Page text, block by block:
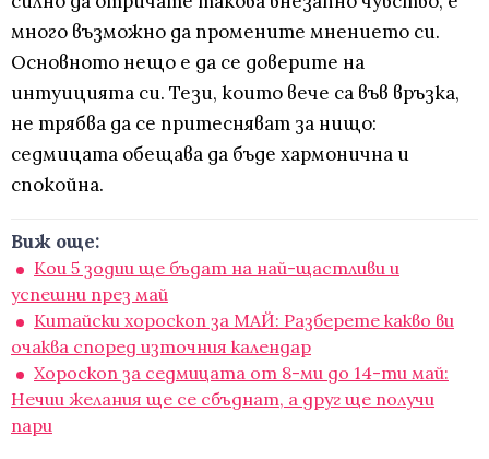
много възможно да промените мнението си.
Основното нещо е да се доверите на
интуицията си. Тези, които вече са във връзка,
не трябва да се притесняват за нищо:
седмицата обещава да бъде хармонична и
спокойна.
Виж още:
Кои 5 зодии ще бъдат на най-щастливи и
успешни през май
Китайски хороскоп за МАЙ: Разберете какво ви
очаква според източния календар
Хороскоп за седмицата от 8-ми до 14-ти май:
Нечии желания ще се сбъднат, а друг ще получи
пари